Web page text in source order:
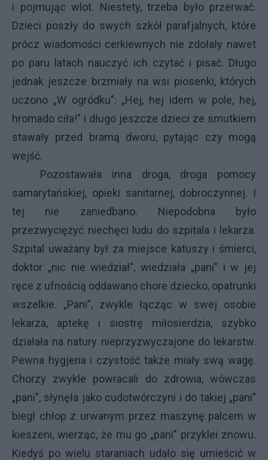
i pojmując wlot. Niestety, trzeba było przerwać.
Dzieci poszły do swych szkół parafjalnych, które
prócz wiadomości cerkiewnych nie zdołały nawet
po paru latach nauczyć ich czytać i pisać. Długo
jednak jeszcze brzmiały na wsi piosenki, których
uczono „W ogródku": „Hej, hej idem w pole, hej,
hromado ciła!" i długo jeszcze dzieci ze smutkiem
stawały przed bramą dworu, pytając czy mogą
wejść.
Pozostawała inna droga, droga pomocy
samarytańskiej, opieki sanitarnej, dobroczynnej. I
tej nie zaniedbano. Niepodobna było
przezwyciężyć niechęci ludu do szpitala i lekarza.
Szpital uważany był za miejsce katuszy i śmierci,
doktor „nic nie wiedział", wiedziała „pani" i w jej
ręce z ufnością oddawano chore dziecko, opatrunki
wszelkie. „Pani", zwykle łącząc w swej osobie
lekarza, aptekę i siostrę miłosierdzia, szybko
działała na natury nieprzyzwyczajone do lekarstw.
Pewna hygjena i czystość także miały swą wagę.
Chorzy zwykle powracali do zdrowia, wówczas
„pani", słynęła jako cudotwórczyni i do takiej „pani"
biegł chłop z urwanym przez maszynę palcem w
kieszeni, wierząc, że mu go „pani" przyklei znowu.
Kiedyś po wielu staraniach udało się umieścić w